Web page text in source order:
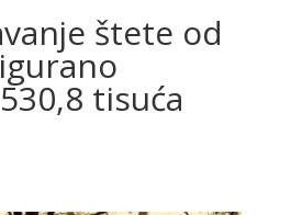
štete od
tisuća